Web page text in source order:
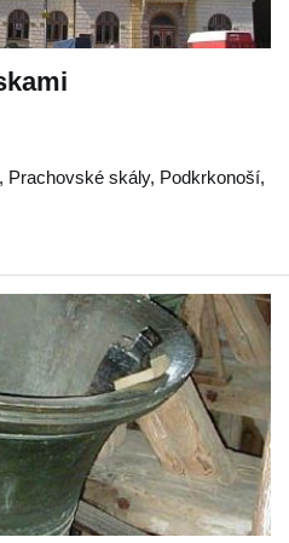
, Prachovské skály, Podkrkonoší,